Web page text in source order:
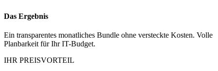
Das Ergebnis
Ein transparentes monatliches Bundle ohne versteckte Kosten. Volle
Planbarkeit für Ihr IT-Budget.
IHR PREISVORTEIL